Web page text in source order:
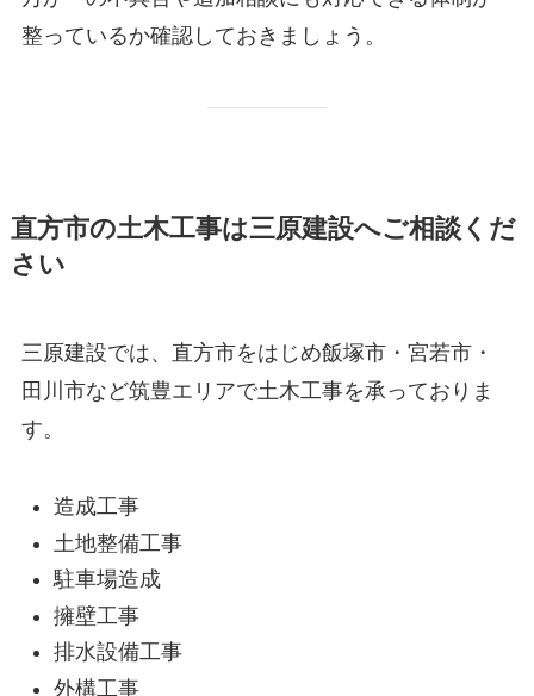
整っているか確認しておきましょう。
直方市の土木工事は三原建設へご相談くだ
さい
三原建設では、直方市をはじめ飯塚市・宮若市・
田川市など筑豊エリアで土木工事を承っておりま
す。
造成工事
土地整備工事
駐車場造成
擁壁工事
排水設備工事
外構工事